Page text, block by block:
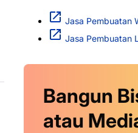
Jasa Pembuatan
Jasa Pembuatan
Bangun
atau